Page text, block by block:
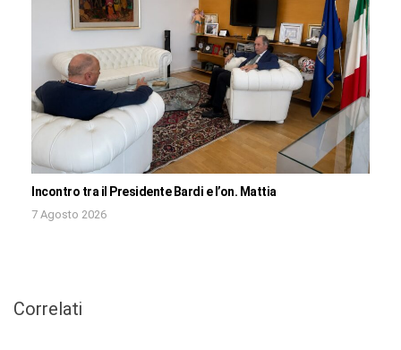
Incontro tra il Presidente Bardi e l’on. Mattia
7 Agosto 2026
Correlati